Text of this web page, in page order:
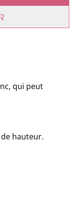
qui peut
hauteur.